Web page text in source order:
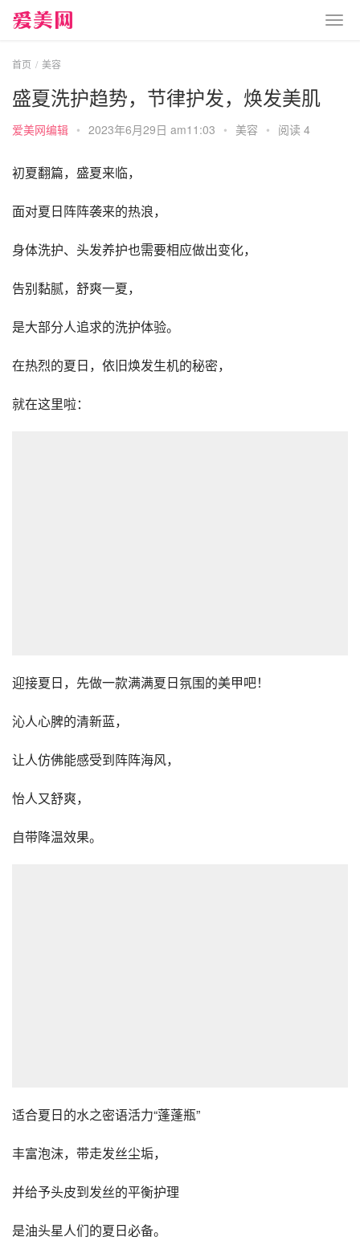
首页 美容
盛夏洗护趋势，节律护发，焕发美肌
爱美网编辑 • 2023年6月29日 am11:03 • 美容 • 阅读 4
初夏翻篇，盛夏来临，
面对夏日阵阵袭来的热浪，
身体洗护、头发养护也需要相应做出变化，
告别黏腻，舒爽一夏，
是大部分人追求的洗护体验。
在热烈的夏日，依旧焕发生机的秘密，
就在这里啦：
迎接夏日，先做一款满满夏日氛围的美甲吧！
沁人心脾的清新蓝，
让人仿佛能感受到阵阵海风，
怡人又舒爽，
自带降温效果。
适合夏日的水之密语活力“蓬蓬瓶”
丰富泡沫，带走发丝尘垢，
并给予头皮到发丝的平衡护理
是油头星人们的夏日必备。